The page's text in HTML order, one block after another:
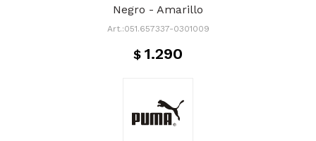
Negro - Amarillo
051.657337-0301009
$ 1.290